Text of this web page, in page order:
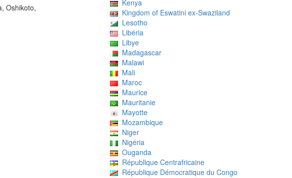
Oshikoto,
Kenya
Kingdom of Eswatini ex-Swaziland
Lesotho
Libéria
Libye
Madagascar
Malawi
Mali
Maroc
Maurice
Mauritanie
Mayotte
Mozambique
Niger
Nigéria
Ouganda
République Centrafricaine
République Démocratique du Congo